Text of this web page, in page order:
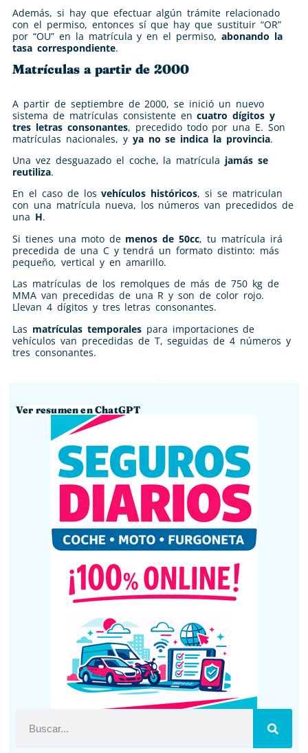
Además, si hay que efectuar algún trámite relacionado
con el permiso, entonces sí que hay que sustituir “OR”
por “OU” en la matrícula y en el permiso, abonando la
tasa correspondiente.
Matrículas a partir de 2000
A partir de septiembre de 2000, se inició un nuevo
sistema de matrículas consistente encuatro dígitos y
tres letras consonantes, precedido todo por una E. Son
matrículas nacionales, yya no se indica la provincia.
Una vez desguazado el coche, la matrícula jamás se
reutiliza.
En el caso de losvehículos históricos, si se matriculan
con una matrícula nueva, los números van precedidos de
una H.
Si tienes una moto de menos de 50cc, tu matrícula irá
precedida de una C y tendrá un formato distinto: más
pequeño, vertical y en amarillo.
Las matrículas de los remolques de más de 750 kg de
MMA van precedidas de una R y son de color rojo.
Llevan 4 dígitos y tres letras consonantes.
Las matrículas temporalespara importaciones de
vehículos van precedidas de T, seguidas de 4 números y
tres consonantes.
Ver resumen en ChatGPT